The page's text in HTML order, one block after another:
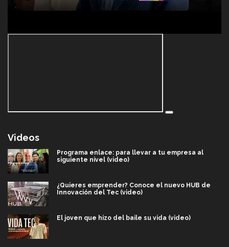
Videos
Programa enlace: para llevar a tu empresa al
siguiente nivel (video)
¿Quieres emprender? Conoce el nuevo HUB de
Innovación del Tec (video)
El joven que hizo del baile su vida (video)